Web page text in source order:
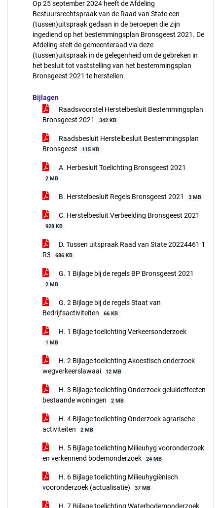
Op 25 september 2024 heeft de Afdeling
Bestuursrechtspraak van de Raad van State een
(tussen)uitspraak gedaan in de beroepen die zijn
ingediend op het bestemmingsplan Bronsgeest 2021. De
Afdeling stelt de gemeenteraad via deze
(tussen)uitspraak in de gelegenheid om de gebreken in
het besluit tot vaststelling van het bestemmingsplan
Bronsgeest 2021 te herstellen.
Bijlagen
Raadsvoorstel Herstelbesluit Bestemmingsplan
Bronsgeest 2021
342 KB
Raadsbesluit Herstelbesluit Bestemmingsplan
Bronsgeest
115 KB
A. Herbesluit Toelichting Bronsgeest 2021
2 MB
B. Herstelbesluit Regels Bronsgeest 2021 3 MB
C. Herstelbesluit Verbeelding Bronsgeest 2021
928 KB
D. Tussen uitspraak Raad van State 20224461 1
R3
686 KB
G. 1 Bijlage bij de regels BP Bronsgeest 2021
2 MB
G. 2 Bijlage bij de regels Staat van
Bedrijfsactiviteiten
66 KB
H. 1 Bijlage toelichting Verkeersonderzoek
1 MB
H. 2 Bijlage toelichting Akoestisch onderzoek
wegverkeerslawaai
12 MB
H. 3 Bijlage toelichting Onderzoek geluideffecten
bestaande woningen
2 MB
H. 4 Bijlage toelichting Onderzoek agrarische
activiteiten
2 MB
H. 5 Bijlage toelichting Milieuhyg vooronderzoek
en verkennend bodemonderzoek
24 MB
H. 6 Bijlage toelichting Milieuhygiënisch
vooronderzoek (actualisatie)
37 MB
H. 7 Bijlage toelichting Waterbodemonderzoek